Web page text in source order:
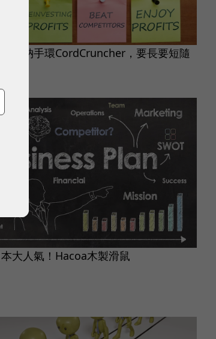
收納手環CordCruncher，要長要短隨
本大人氣！Hacoa木製滑鼠